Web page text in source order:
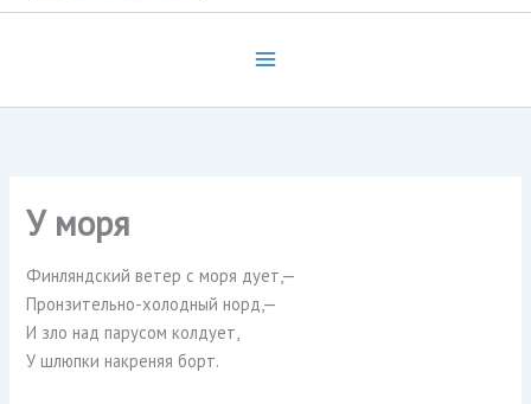
У моря
Финляндский ветер с моря дует,—
Пронзительно-холодный норд,—
И зло над парусом колдует,
У шлюпки накреняя борт.